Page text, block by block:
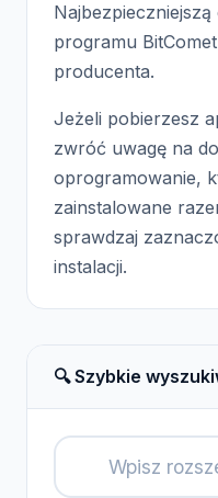
programu
producenta.
Jeżeli pobierzesz
zwróć uwagę na
oprogramowanie,
zainstalowane
sprawdzaj
instalacji.
🔍 Szybkie